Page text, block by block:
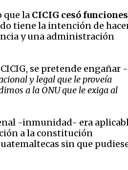
que la CICIG cesó
tiene la intención de
y una administración
se pretende engañar -
y legal que le proveía
a la ONU que le exiga al
-inmunidad- era
a la constitución
sin que